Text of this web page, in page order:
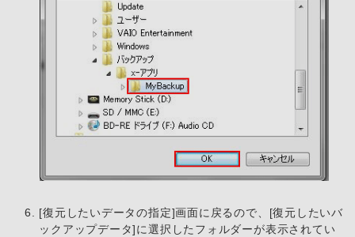
[復元したいデータの指定]画面に戻るので、[復元したいバ
ックアップデータ]に選択したフォルダーが表示されてい